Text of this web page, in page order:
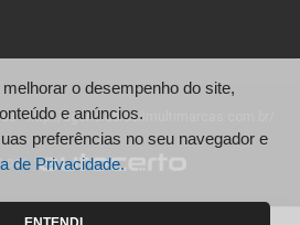
- http://agenciabrasilmultimarcas.com.br/
por
o desempenho do site,
e anúncios.
preferências no seu navegador e
de Privacidade.